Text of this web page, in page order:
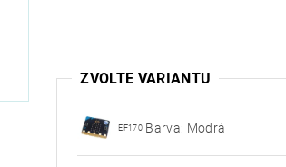
ZVOLTE VARIANTU
EF170 Barva: Modrá